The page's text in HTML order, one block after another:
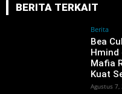
BERITA TERKAIT
Berita
‎Bea
Hmind
Mafia
Kuat
Agustus 7,